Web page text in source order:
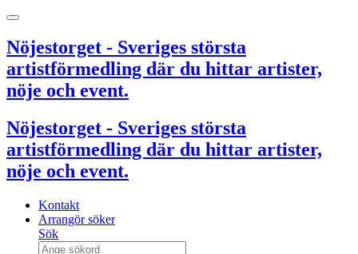
Nöjestorget - Sveriges största
artistförmedling där du hittar artister,
nöje och event.
Nöjestorget - Sveriges största
artistförmedling där du hittar artister,
nöje och event.
Kontakt
Arrangör söker
Sök